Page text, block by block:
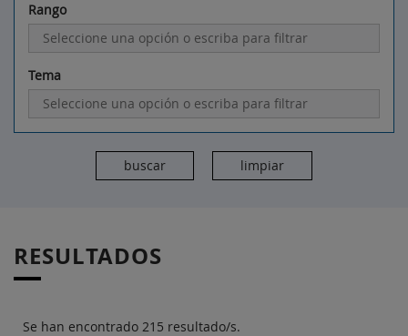
Rango
Tema
RESULTADOS
Se han encontrado 215 resultado/s.